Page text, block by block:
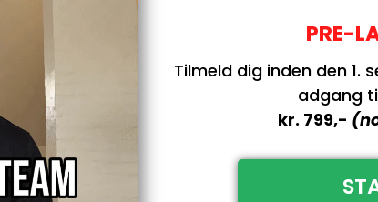
PRE-
Tilmeld dig inden den 1.
adgang
kr. 799,-